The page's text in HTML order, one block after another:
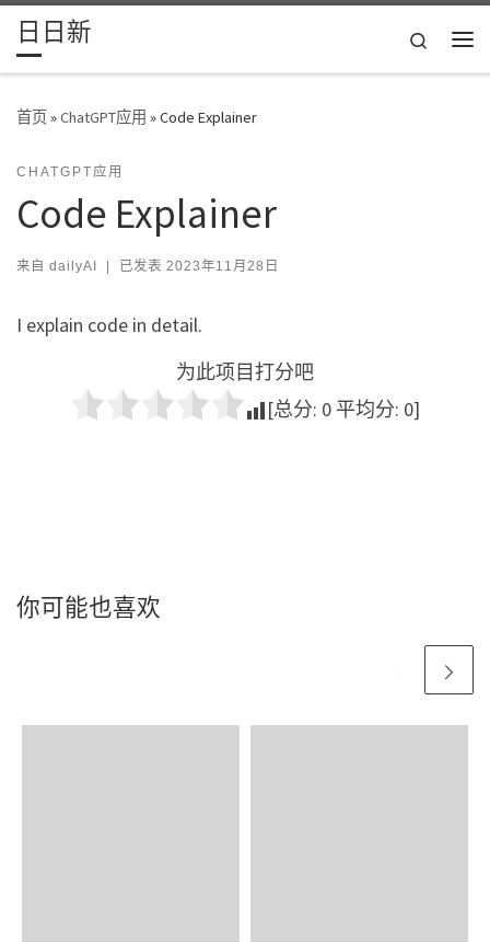
Skip to content
日日新
Search
首页»ChatGPT应用 »Code Explainer
CHATGPT应用
Code Explainer
来自 dailyAI | 已发表 2023年11月28日
I explain code in detail.
为此项目打分吧
[总分: 0 平均分: 0]
你可能也喜欢